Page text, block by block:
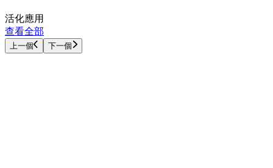
活化應用
查看全部
上一個 下一個